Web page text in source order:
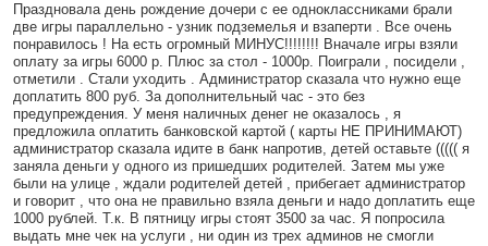
Праздновала день рождение дочери с ее одноклассниками брали
две игры параллельно - узник подземелья и взаперти . Все очень
понравилось ! На есть огромный МИНУС!!!!!!!! Вначале игры взяли
оплату за игры 6000 р. Плюс за стол - 1000р. Поиграли , посидели ,
отметили . Стали уходить . Администратор сказала что нужно еще
доплатить 800 руб. За дополнительный час - это без
предупреждения. У меня наличных денег не оказалось , я
предложила оплатить банковской картой ( карты НЕ ПРИНИМАЮТ)
администратор сказала идите в банк напротив, детей оставьте ((((( я
заняла деньги у одного из пришедших родителей. Затем мы уже
были на улице , ждали родителей детей , прибегает администратор
и говорит , что она не правильно взяла деньги и надо доплатить еще
1000 рублей. Т.к. В пятницу игры стоят 3500 за час. Я попросила
выдать мне чек на услуги , ни один из трех админов не смогли